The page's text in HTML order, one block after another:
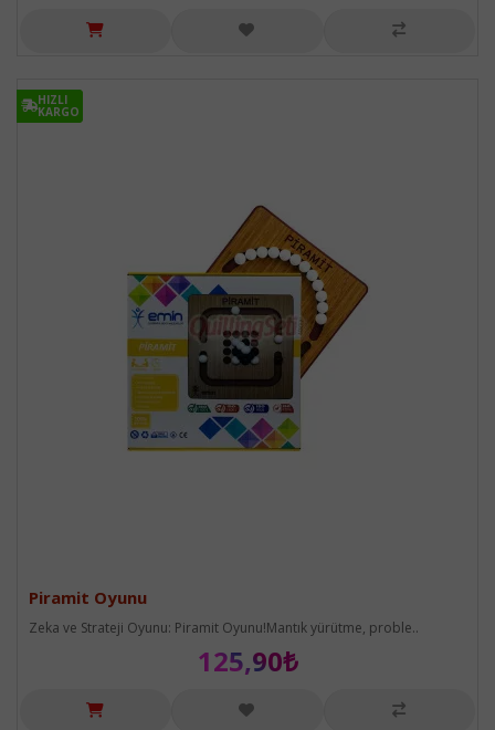
HIZLI
KARGO
HIZLI
KARGO
Piramit Oyunu
Zeka ve Strateji Oyunu: Piramit Oyunu!Mantık yürütme, proble..
125,90₺